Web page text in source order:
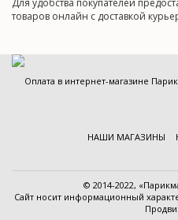
Для удобства покупателей
товаров онлайн с доставкой
НАШИ МАГАЗИНЫ
© 2014-2022,
Cайт носит информационный